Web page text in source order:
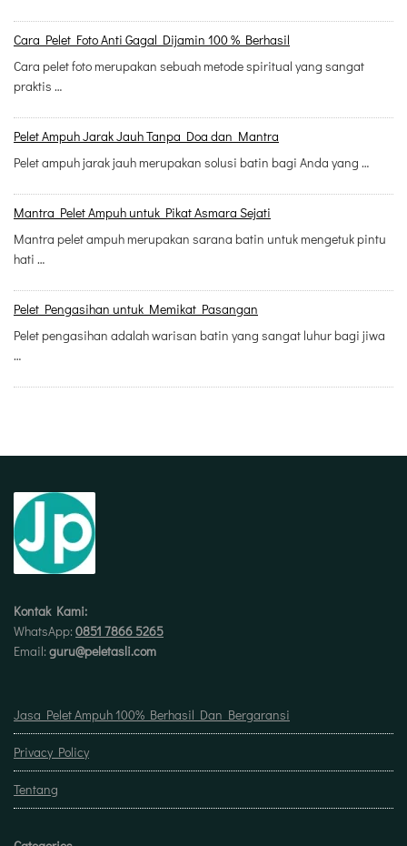
Cara Pelet Foto Anti Gagal Dijamin 100 % Berhasil
Cara pelet foto merupakan sebuah metode spiritual yang sangat
praktis …
Pelet Ampuh Jarak Jauh Tanpa Doa dan Mantra
Pelet ampuh jarak jauh merupakan solusi batin bagi Anda yang …
Mantra Pelet Ampuh untuk Pikat Asmara Sejati
Mantra pelet ampuh merupakan sarana batin untuk mengetuk pintu
hati …
Pelet Pengasihan untuk Memikat Pasangan
Pelet pengasihan adalah warisan batin yang sangat luhur bagi jiwa
…
Kontak Kami:
WhatsApp: 0851 7866 5265
Email: guru@peletasli.com
Jasa Pelet Ampuh 100% Berhasil Dan Bergaransi
Privacy Policy
Tentang